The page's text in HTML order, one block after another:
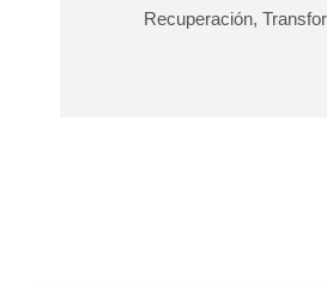
Recuperación,